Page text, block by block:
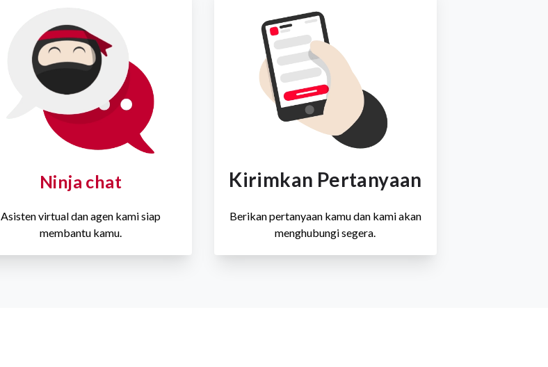
Ninja chat
Asisten virtual dan agen kami siap
membantu kamu.
Kirimkan Pertanyaan
Berikan pertanyaan kamu dan kami akan
menghubungi segera.